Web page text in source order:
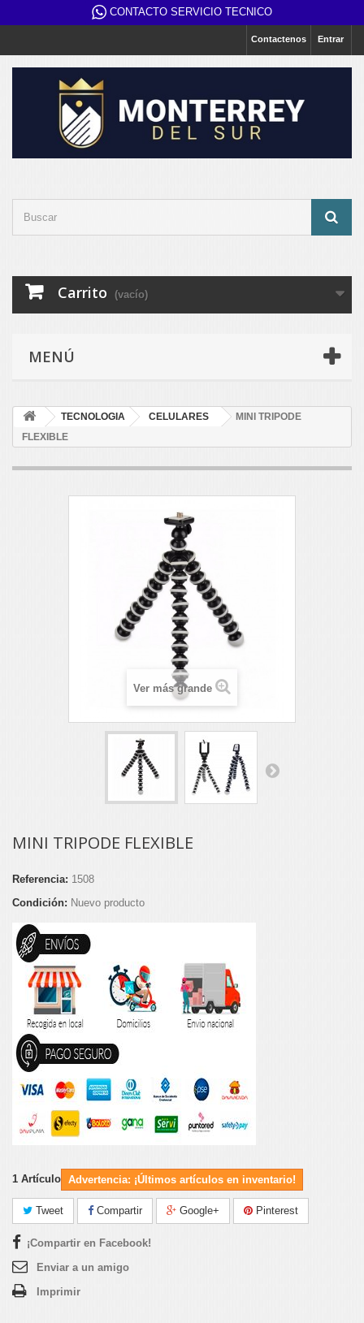
CONTACTO SERVICIO TECNICO
Entrar
Contactenos
Carrito (vacío)
MENÚ
TECNOLOGIA CELULARES
MINI TRIPODE
FLEXIBLE
Ver más grande
MINI TRIPODE FLEXIBLE
Referencia: 1508
Condición: Nuevo producto
1 Artículo Advertencia: ¡Últimos artículos en inventario!
Tweet Compartir Google+ Pinterest
¡Compartir en Facebook!
Enviar a un amigo
Imprimir